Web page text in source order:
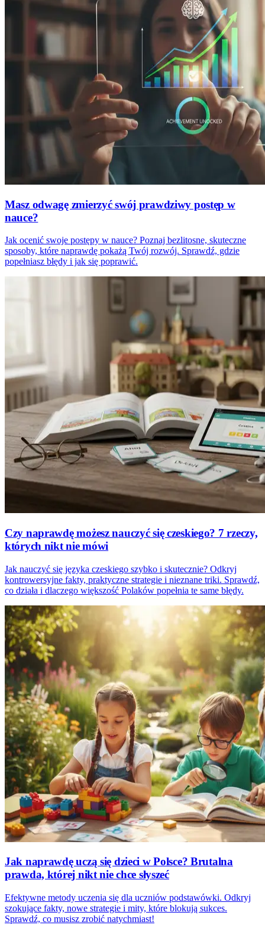
Masz odwagę zmierzyć swój prawdziwy postęp w
nauce?
Jak ocenić swoje postępy w nauce? Poznaj bezlitosne, skuteczne
sposoby, które naprawdę pokażą Twój rozwój. Sprawdź, gdzie
popełniasz błędy i jak się poprawić.
Czy naprawdę możesz nauczyć się czeskiego? 7 rzeczy,
których nikt nie mówi
Jak nauczyć się języka czeskiego szybko i skutecznie? Odkryj
kontrowersyjne fakty, praktyczne strategie i nieznane triki. Sprawdź,
co działa i dlaczego większość Polaków popełnia te same błędy.
Jak naprawdę uczą się dzieci w Polsce? Brutalna
prawda, której nikt nie chce słyszeć
Efektywne metody uczenia się dla uczniów podstawówki. Odkryj
szokujące fakty, nowe strategie i mity, które blokują sukces.
Sprawdź, co musisz zrobić natychmiast!